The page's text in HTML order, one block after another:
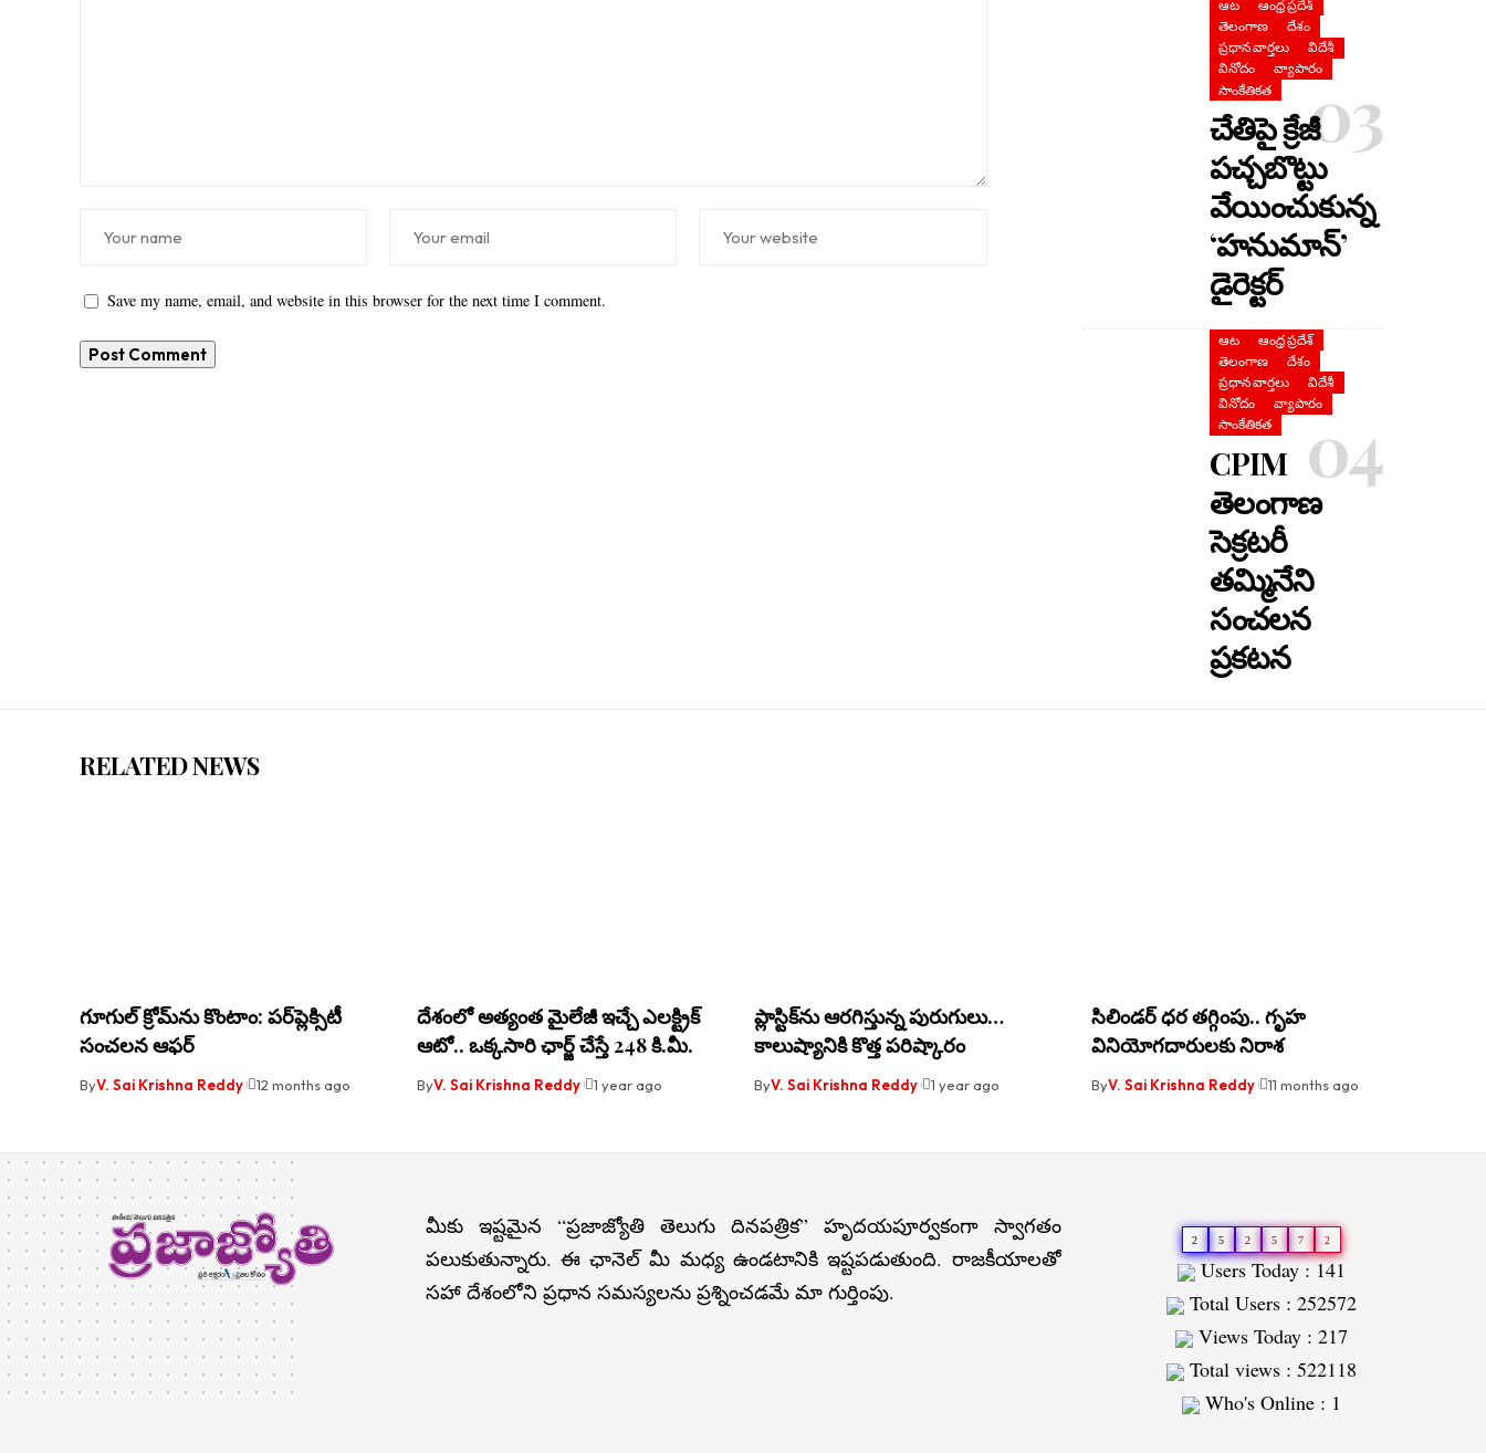
Save my name, email, and website in this browser for the next time I comment.
ఆట
ఆంధ్ర ప్రదేశ్
తెలంగాణ
దేశం
ప్రధాన వార్తలు
విదేశీ
వినోదం
వ్యాపారం
సాంకేతికత
చేతిపై క్రేజీ
పచ్చబొట్టు
వేయించుకున్న
‘హనుమాన్’
డైరెక్టర్
ఆట
ఆంధ్ర ప్రదేశ్
తెలంగాణ
దేశం
ప్రధాన వార్తలు
విదేశీ
వినోదం
వ్యాపారం
సాంకేతికత
CPIM
తెలంగాణ
సెక్రటరీ
తమ్మినేని
సంచలన
ప్రకటన
RELATED NEWS
గూగుల్ క్రోమ్‌ను కొంటాం: పర్‌ప్లెక్సిటీ
సంచలన ఆఫర్
ByV. Sai Krishna Reddy 12 months ago
దేశంలో అత్యంత మైలేజీ ఇచ్చే ఎలక్ట్రిక్
ఆటో.. ఒక్కసారి ఛార్జ్ చేస్తే 248 కి.మీ.
ByV. Sai Krishna Reddy 1 year ago
ప్లాస్టిక్‌ను ఆరగిస్తున్న పురుగులు…
కాలుష్యానికి కొత్త పరిష్కారం
ByV. Sai Krishna Reddy 1 year ago
సిలిండర్ ధర తగ్గింపు.. గృహ
వినియోగదారులకు నిరాశ
ByV. Sai Krishna Reddy 11 months ago
మీకు ఇష్టమైన “ప్రజాజ్యోతి తెలుగు దినపత్రిక” హృదయపూర్వకంగా స్వాగతం
పలుకుతున్నారు. ఈ ఛానెల్ మీ మధ్య ఉండటానికి ఇష్టపడుతుంది. రాజకీయాలతో
సహా దేశంలోని ప్రధాన సమస్యలను ప్రశ్నించడమే మా గుర్తింపు.
2 5 2 5 7 2
Users Today : 141
Total Users : 252572
Views Today : 217
Total views : 522118
Who's Online : 1